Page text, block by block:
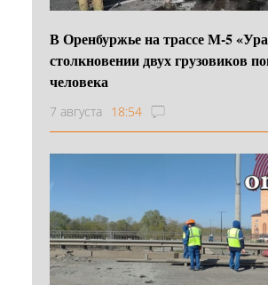
В Оренбуржье на трассе М-5
столкновении двух грузовиков
человека
7 августа 18:54